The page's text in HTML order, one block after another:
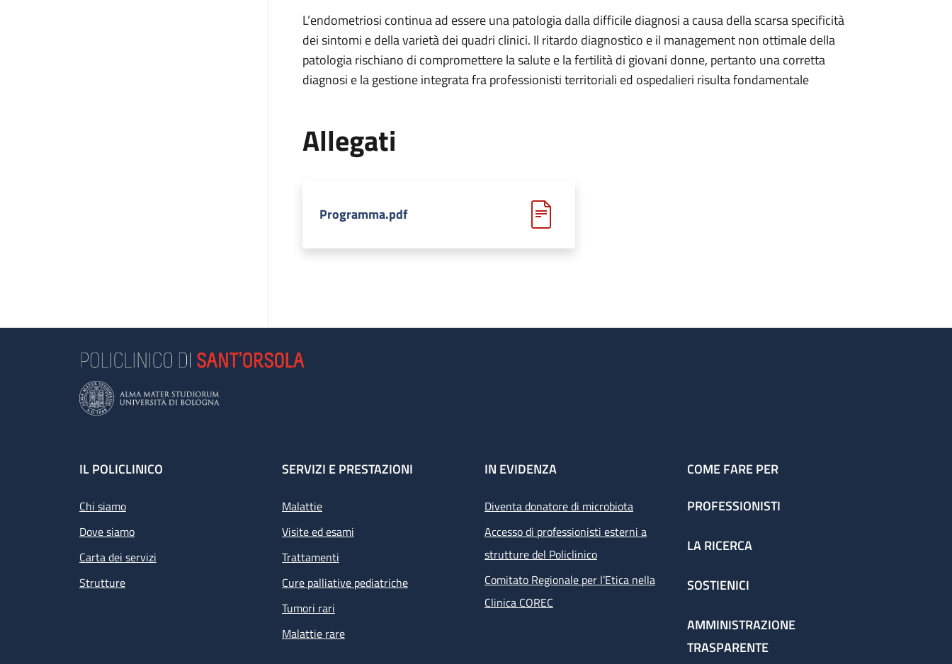
L’endometriosi continua ad essere una patologia dalla difficile diagnosi a causa della scarsa specificità
dei sintomi e della varietà dei quadri clinici. Il ritardo diagnostico e il management non ottimale della
patologia rischiano di compromettere la salute e la fertilità di giovani donne, pertanto una corretta
diagnosi e la gestione integrata fra professionisti territoriali ed ospedalieri risulta fondamentale
Allegati
Programma.pdf
Footer
IL POLICLINICO
Chi siamo
Dove siamo
Carta dei servizi
Strutture
SERVIZI E PRESTAZIONI
Malattie
Visite ed esami
Trattamenti
Cure palliative pediatriche
Tumori rari
Malattie rare
IN EVIDENZA
Diventa donatore di microbiota
Accesso di professionisti esterni a
strutture del Policlinico
Comitato Regionale per l’Etica nella
Clinica COREC
COME FARE PER
PROFESSIONISTI
LA RICERCA
SOSTIENICI
AMMINISTRAZIONE
TRASPARENTE